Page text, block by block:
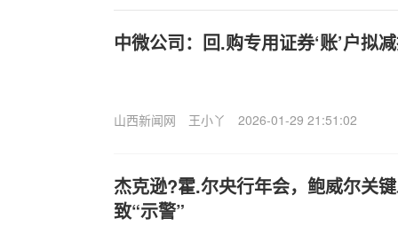
中微公司：回.购专用证券‘账’户拟
山西新闻网 王小丫 2026-01-29 21:51:02
杰克逊?霍.尔央行年会，鲍威尔关
致“示警”